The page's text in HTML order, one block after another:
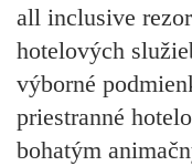
all inclusive
hotelových
výborné
priestranné
bohatým